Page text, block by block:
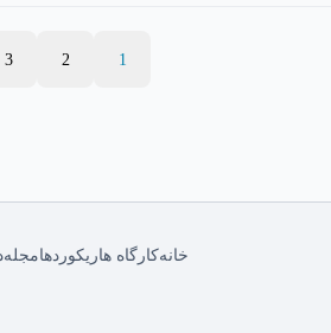
1
2
3
خانهکارگاه هاریکوردهامجله